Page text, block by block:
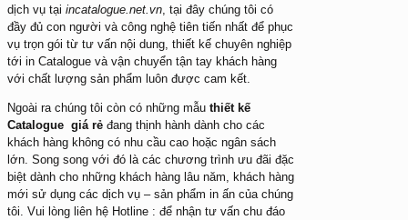
dịch vụ tại incatalogue.net.vn , tại đây chúng tôi có
đầy đủ con người và công nghệ tiên tiến nhất để phục
vụ trọn gói từ tư vấn nội dung, thiết kế chuyên nghiệp
tới in Catalogue và vận chuyển tận tay khách hàng
với chất lượng sản phẩm luôn được cam kết.
Ngoài ra chúng tôi còn có những mẫu thiết kế
Catalogue giá rẻ đang thịnh hành dành cho các
khách hàng không có nhu cầu cao hoặc ngân sách
lớn. Song song với đó là các chương trình ưu đãi đặc
biệt dành cho những khách hàng lâu năm, khách hàng
mới sử dụng các dịch vụ – sản phẩm in ấn của chúng
tôi. Vui lòng liên hệ Hotline : để nhận tư vấn chu đáo